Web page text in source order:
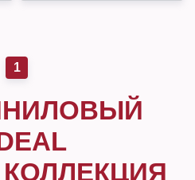
1
КОЛЛЕКЦИЯ